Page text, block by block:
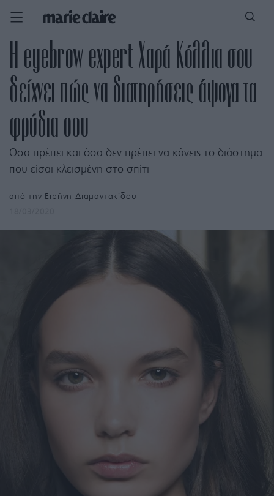
Η eyebrow expert Χαρά Κόλλια σου
δείχνει πώς να διατηρήσεις άψογα τα
φρύδια σου
Οσα πρέπει και όσα δεν πρέπει να κάνεις το διάστημα
που είσαι κλεισμένη στο σπίτι
από την Ειρήνη Διαμαντακίδου